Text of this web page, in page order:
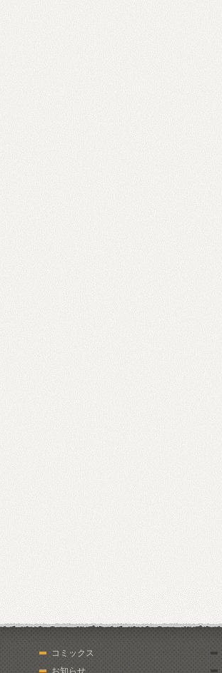
コミックス
お知らせ